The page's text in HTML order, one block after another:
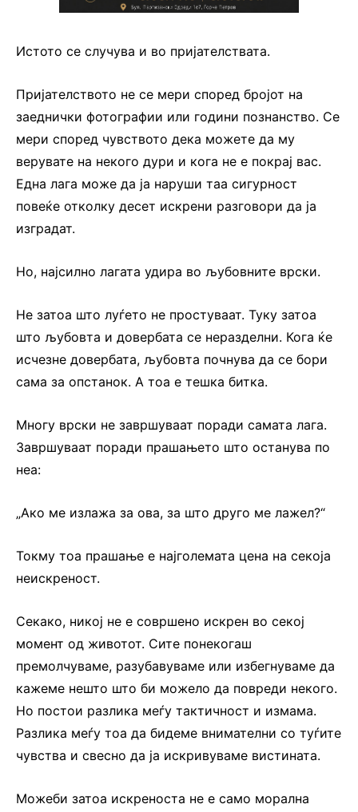
Истото се случува и во пријателствата.
Пријателството не се мери според бројот на
заеднички фотографии или години познанство. Се
мери според чувството дека можете да му
верувате на некого дури и кога не е покрај вас.
Една лага може да ја наруши таа сигурност
повеќе отколку десет искрени разговори да ја
изградат.
Но, најсилно лагата удира во љубовните врски.
Не затоа што луѓето не простуваат. Туку затоа
што љубовта и довербата се неразделни. Кога ќе
исчезне довербата, љубовта почнува да се бори
сама за опстанок. А тоа е тешка битка.
Многу врски не завршуваат поради самата лага.
Завршуваат поради прашањето што останува по
неа:
„Ако ме излажа за ова, за што друго ме лажел?“
Токму тоа прашање е најголемата цена на секоја
неискреност.
Секако, никој не е совршено искрен во секој
момент од животот. Сите понекогаш
премолчуваме, разубавуваме или избегнуваме да
кажеме нешто што би можело да повреди некого.
Но постои разлика меѓу тактичност и измама.
Разлика меѓу тоа да бидеме внимателни со туѓите
чувства и свесно да ја искривуваме вистината.
Можеби затоа искреноста не е само морална